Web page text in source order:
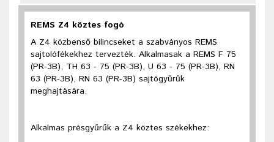
REMS Z4 köztes fogó
A Z4 közbenső bilincseket a szabványos REMS
sajtolófékekhez tervezték. Alkalmasak a REMS F 75
(PR-3B), TH 63 - 75 (PR-3B), U 63 - 75 (PR-3B), RN
63 (PR-3B), RN 63 (PR-3B) sajtógyűrűk
meghajtására.
Alkalmas présgyűrűk a Z4 köztes székekhez: